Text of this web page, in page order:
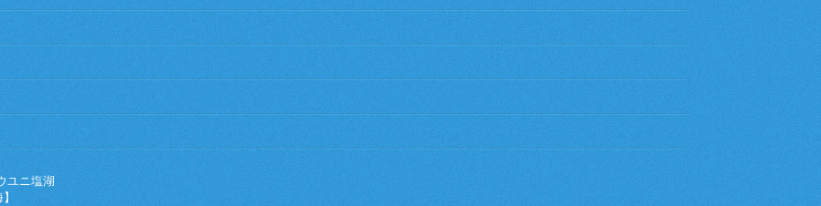
ユニ塩湖